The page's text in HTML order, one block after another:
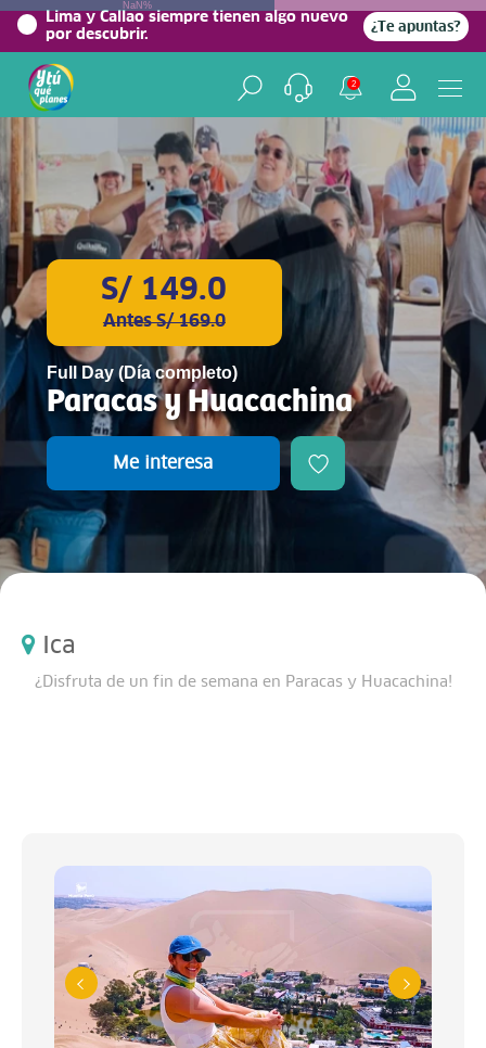
Lima y Callao siempre tienen algo nuevo
por descubrir.
¿Te apuntas?
2
NaN%
S/ 149.0
Antes S/ 169.0
Full Day (Día completo)
Paracas y Huacachina
Me interesa
Ica
¿Disfruta de un fin de semana en Paracas y Huacachina!